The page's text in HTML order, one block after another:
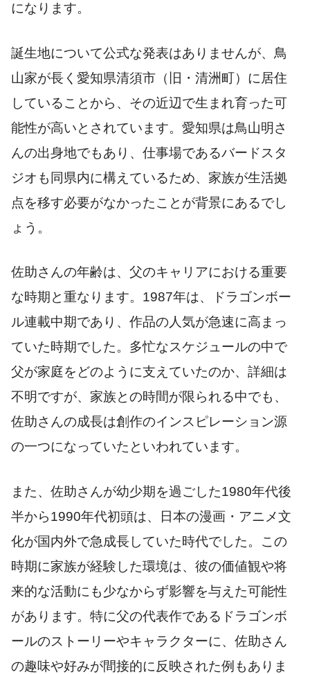
になります。
誕生地について公式な発表はありませんが、鳥
山家が長く愛知県清須市（旧・清洲町）に居住
していることから、その近辺で生まれ育った可
能性が高いとされています。愛知県は鳥山明さ
んの出身地でもあり、仕事場であるバードスタ
ジオも同県内に構えているため、家族が生活拠
点を移す必要がなかったことが背景にあるでし
ょう。
佐助さんの年齢は、父のキャリアにおける重要
な時期と重なります。1987年は、ドラゴンボー
ル連載中期であり、作品の人気が急速に高まっ
ていた時期でした。多忙なスケジュールの中で
父が家庭をどのように支えていたのか、詳細は
不明ですが、家族との時間が限られる中でも、
佐助さんの成長は創作のインスピレーション源
の一つになっていたといわれています。
また、佐助さんが幼少期を過ごした1980年代後
半から1990年代初頭は、日本の漫画・アニメ文
化が国内外で急成長していた時代でした。この
時期に家族が経験した環境は、彼の価値観や将
来的な活動にも少なからず影響を与えた可能性
があります。特に父の代表作であるドラゴンボ
ールのストーリーやキャラクターに、佐助さん
の趣味や好みが間接的に反映された例もありま